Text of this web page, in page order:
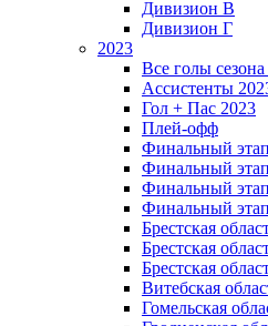
Дивизион В
Дивизион Г
2023
Все голы
Ассистенты
Гол + Пас 2023
Плей-офф
Финальный
Финальный
Финальный
Финальный
Брестская
Брестская
Брестская
Витебская
Гомельская